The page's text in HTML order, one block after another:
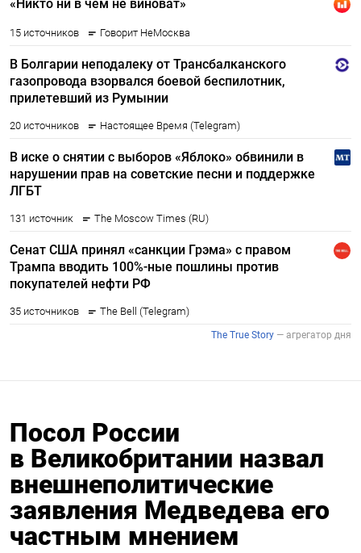
Посол России
в Великобритании назвал
внешнеполитические
заявления Медведева его
частным мнением